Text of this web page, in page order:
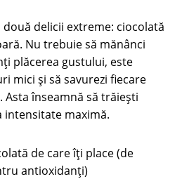
două delicii extreme: ciocolată
Nu trebuie să mănânci
plăcerea gustului, este
mici și să savurezi fiecare
Asta înseamnă să trăiești
maximă.
de care îţi place (de
antioxidanţi)